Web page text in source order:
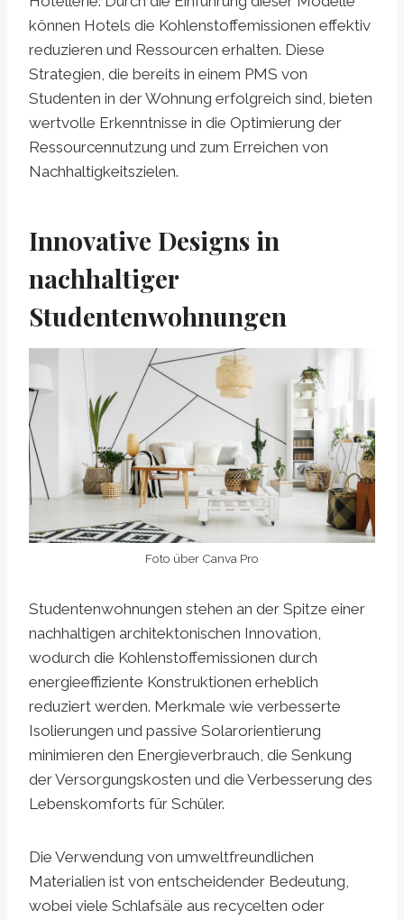
können Hotels die Kohlenstoffemissionen effektiv
reduzieren und Ressourcen erhalten. Diese
Strategien, die bereits in einem PMS von
Studenten in der Wohnung erfolgreich sind, bieten
wertvolle Erkenntnisse in die Optimierung der
Ressourcennutzung und zum Erreichen von
Nachhaltigkeitszielen.
Innovative Designs in
nachhaltiger
Studentenwohnungen
Foto über Canva Pro
Studentenwohnungen stehen an der Spitze einer
nachhaltigen architektonischen Innovation,
wodurch die Kohlenstoffemissionen durch
energieeffiziente Konstruktionen erheblich
reduziert werden. Merkmale wie verbesserte
Isolierungen und passive Solarorientierung
minimieren den Energieverbrauch, die Senkung
der Versorgungskosten und die Verbesserung des
Lebenskomforts für Schüler.
Die Verwendung von umweltfreundlichen
Materialien ist von entscheidender Bedeutung,
wobei viele Schlafsäle aus recycelten oder